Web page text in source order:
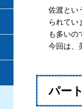
佐渡とい
られてい
も多いの
今回は、
パー